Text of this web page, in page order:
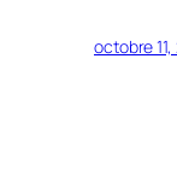
octobre